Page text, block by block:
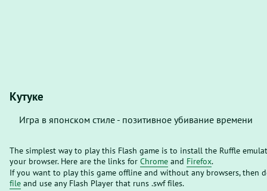
Кутуке
Игра в японском стиле - позитивное убивание времени
The simplest way to play this Flash game is to install the Ruffle
your browser. Here are the links for Chrome and Firefox.
If you want to play this game offline and without any browsers, then
file and use any Flash Player that runs .swf files.